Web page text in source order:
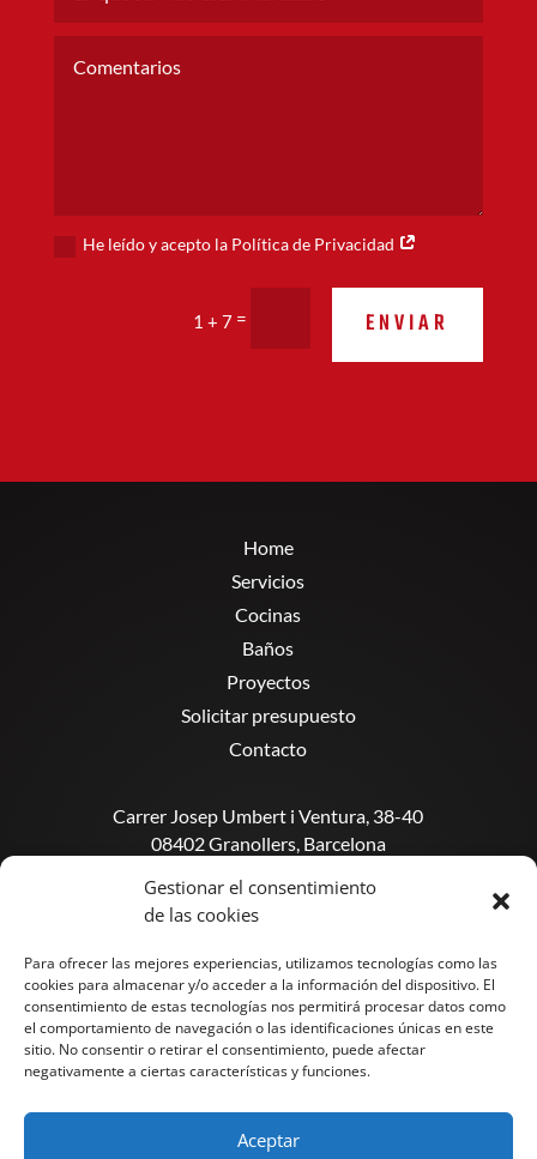
Gestionar el consentimiento
de las cookies
Para ofrecer las mejores experiencias, utilizamos tecnologías como las
cookies para almacenar y/o acceder a la información del dispositivo. El
consentimiento de estas tecnologías nos permitirá procesar datos como
el comportamiento de navegación o las identificaciones únicas en este
sitio. No consentir o retirar el consentimiento, puede afectar
negativamente a ciertas características y funciones.
Aceptar
He leído y acepto la Política de Privacidad
1 + 7 = ENVIAR
Home
Servicios
Cocinas
Baños
Proyectos
Solicitar presupuesto
Contacto
Carrer Josep Umbert i Ventura, 38-40
08402 Granollers, Barcelona
info@reforama.studio
Tel. 933 11 46 85